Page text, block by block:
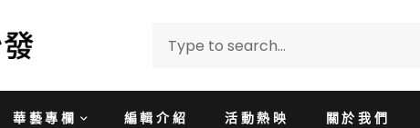
華藝專欄 編輯介紹 活動熱映 關於我們